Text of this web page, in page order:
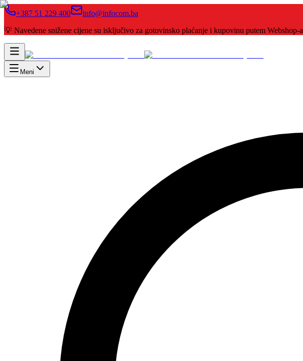
+387 51 229 400
info@infocom.ba
💡 Navedene snižene cijene su isključivo za gotovinsko plaćanje i kupovinu putem Webshop-a
Meni